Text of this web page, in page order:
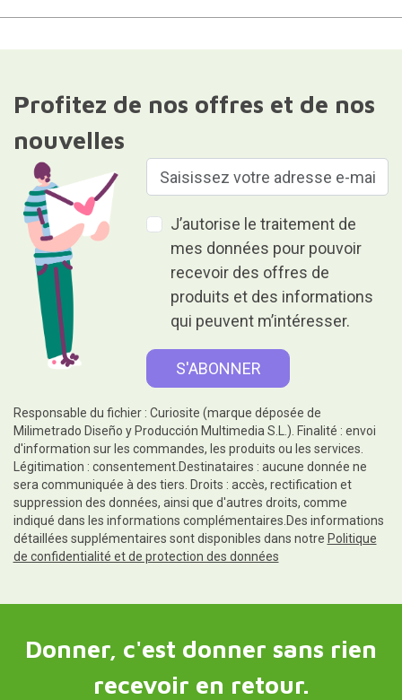
Profitez de nos offres et de nos
nouvelles
J’autorise le traitement de
mes données pour pouvoir
recevoir des offres de
produits et des informations
qui peuvent m’intéresser.
Responsable du fichier : Curiosite (marque déposée de
Milimetrado Diseño y Producción Multimedia S.L.). Finalité : envoi
d'information sur les commandes, les produits ou les services.
Légitimation : consentement.Destinataires : aucune donnée ne
sera communiquée à des tiers. Droits : accès, rectification et
suppression des données, ainsi que d'autres droits, comme
indiqué dans les informations complémentaires.Des informations
détaillées supplémentaires sont disponibles dans notre Politique
de confidentialité et de protection des données
Donner, c'est donner sans rien
recevoir en retour.